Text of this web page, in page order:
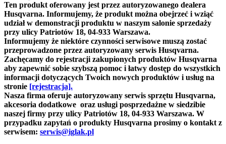
Ten produkt oferowany jest przez autoryzowanego dealera
Husqvarna. Informujemy, że produkt można obejrzeć i wziąć
udział w demonstracji produktu w naszym salonie sprzedaży
przy ulicy Patriotów 18, 04-933 Warszawa.
Informujemy że niektóre czynności serwisowe muszą zostać
przeprowadzone przez autoryzowany serwis Husqvarna.
Zachęcamy do rejestracji zakupionych produktów Husqvarna
aby zapewnić sobie szybszą pomoc i łatwy dostęp do wszystkich
informacji dotyczących Twoich nowych produktów i usług na
stronie [rejestracja].
Nasza firma oferuje autoryzowany serwis sprzętu Husqvarna,
akcesoria dodatkowe oraz usługi posprzedażne w siedzibie
naszej firmy przy ulicy Patriotów 18, 04-933 Warszawa. W
przypadku zapytań o produkty Husqvarna prosimy o kontakt z
serwisem: serwis@iglak.pl